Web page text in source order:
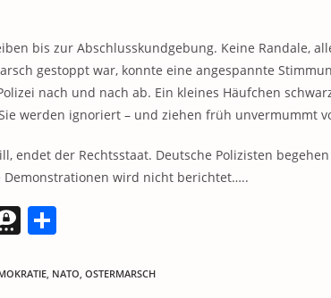
bis zur Abschlusskundgebung. Keine Randale,
gestoppt war, konnte eine angespannte
nach und nach ab. Ein kleines Häufchen
werden ignoriert – und ziehen früh unvermummt
endet der Rechtsstaat. Deutsche Polizisten
wird nicht berichtet…..
T
re le
, NATO, OSTERMARSCH